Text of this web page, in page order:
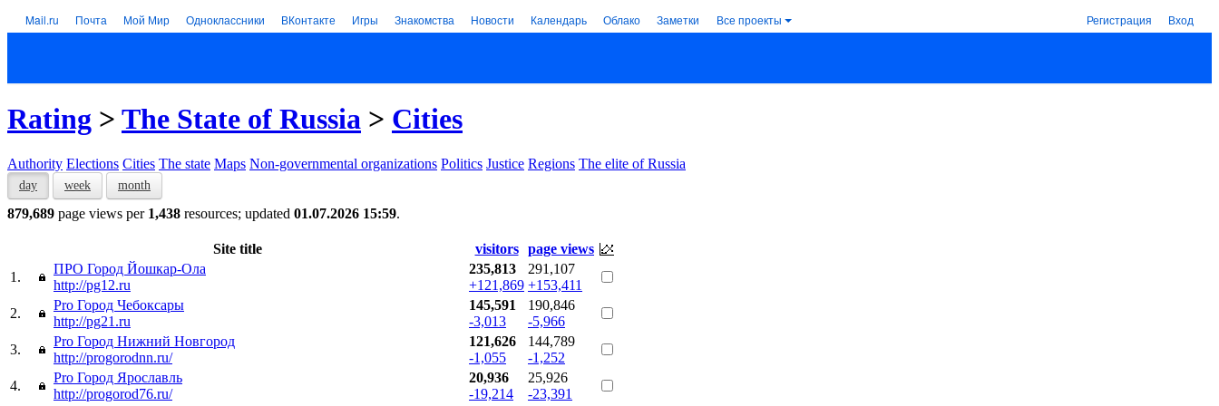
Mail.ru Почта Мой Мир Одноклассники ВКонтакте Игры Знакомства Новости Календарь Облако Заметки Все проекты Регистрация Вход
Rating > The State of Russia > Cities
Authority Elections Cities The state Maps Non-governmental organizations Politics Justice Regions The elite of Russia
day week month
879,689 page views per 1,438 resources; updated 01.07.2026 15:59.
Site title visitors
page views
1.
ПРО Город Йошкар-Ола
http://pg12.ru
235,813
+121,869
291,107
+153,411
2.
Pro Город Чебоксары
http://pg21.ru
145,591
-3,013
190,846
-5,966
3.
Pro Город Нижний Новгород
http://progorodnn.ru/
121,626
-1,055
144,789
-1,252
4.
Pro Город Ярославль
http://progorod76.ru/
20,936
-19,214
25,926
-23,391